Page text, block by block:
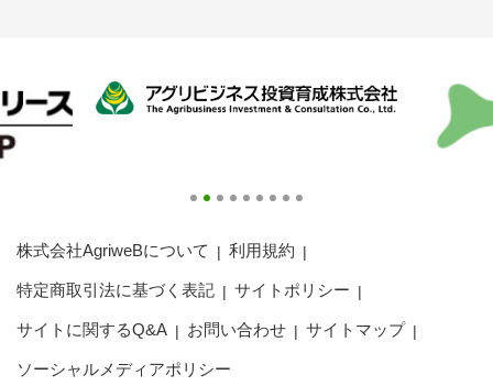
株式会社AgriweBについて 利用規約
特定商取引法に基づく表記 サイトポリシー
サイトに関するQ&A お問い合わせ サイトマップ
ソーシャルメディアポリシー